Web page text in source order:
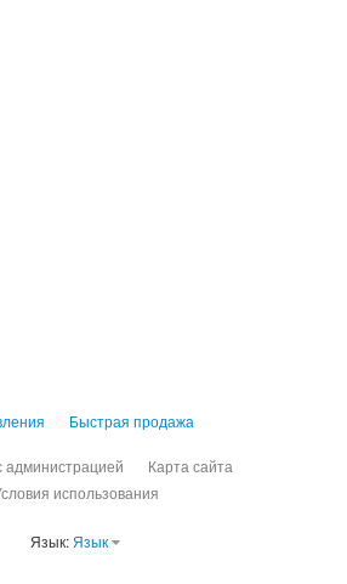
Быстрая продажа
администрацией
Карта сайта
использования
Язык: Язык